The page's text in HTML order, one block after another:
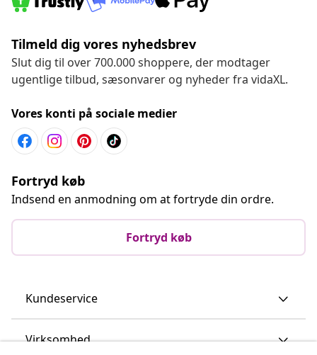
Tilmeld dig vores nyhedsbrev
Slut dig til over 700.000 shoppere, der modtager
ugentlige tilbud, sæsonvarer og nyheder fra vidaXL.
Vores konti på sociale medier
Fortryd køb
Indsend en anmodning om at fortryde din ordre.
Fortryd køb
Kundeservice
Virksomhed